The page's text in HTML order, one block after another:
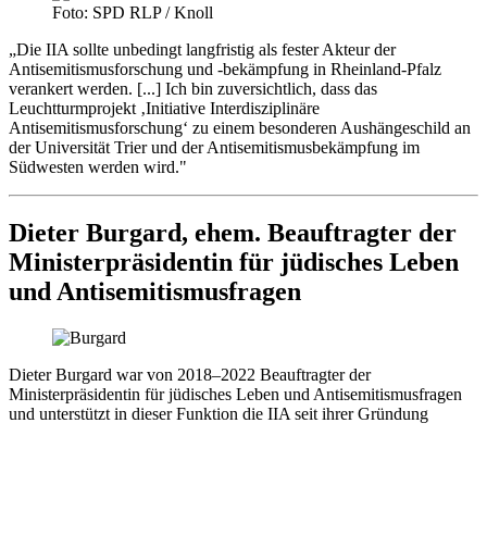
Foto: SPD RLP / Knoll
„Die IIA sollte unbedingt langfristig als fester Akteur der
Antisemitismusforschung und -bekämpfung in Rheinland-Pfalz
verankert werden. [...] Ich bin zuversichtlich, dass das
Leuchtturmprojekt ‚Initiative Interdisziplinäre
Antisemitismusforschung‘ zu einem besonderen Aushängeschild an
der Universität Trier und der Antisemitismusbekämpfung im
Südwesten werden wird."
Dieter Burgard, ehem. Beauftragter der
Ministerpräsidentin für jüdisches Leben
und Antisemitismusfragen
Dieter Burgard war von 2018–2022 Beauftragter der
Ministerpräsidentin für jüdisches Leben und Antisemitismusfragen
und unterstützt in dieser Funktion die IIA seit ihrer Gründung